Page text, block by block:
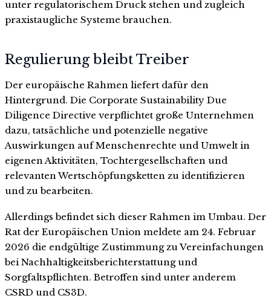
unter regulatorischem Druck stehen und zugleich
praxistaugliche Systeme brauchen.
Regulierung bleibt Treiber
Der europäische Rahmen liefert dafür den
Hintergrund. Die Corporate Sustainability Due
Diligence Directive verpflichtet große Unternehmen
dazu, tatsächliche und potenzielle negative
Auswirkungen auf Menschenrechte und Umwelt in
eigenen Aktivitäten, Tochtergesellschaften und
relevanten Wertschöpfungsketten zu identifizieren
und zu bearbeiten.
Allerdings befindet sich dieser Rahmen im Umbau. Der
Rat der Europäischen Union meldete am 24. Februar
2026 die endgültige Zustimmung zu Vereinfachungen
bei Nachhaltigkeitsberichterstattung und
Sorgfaltspflichten. Betroffen sind unter anderem
CSRD und CS3D.